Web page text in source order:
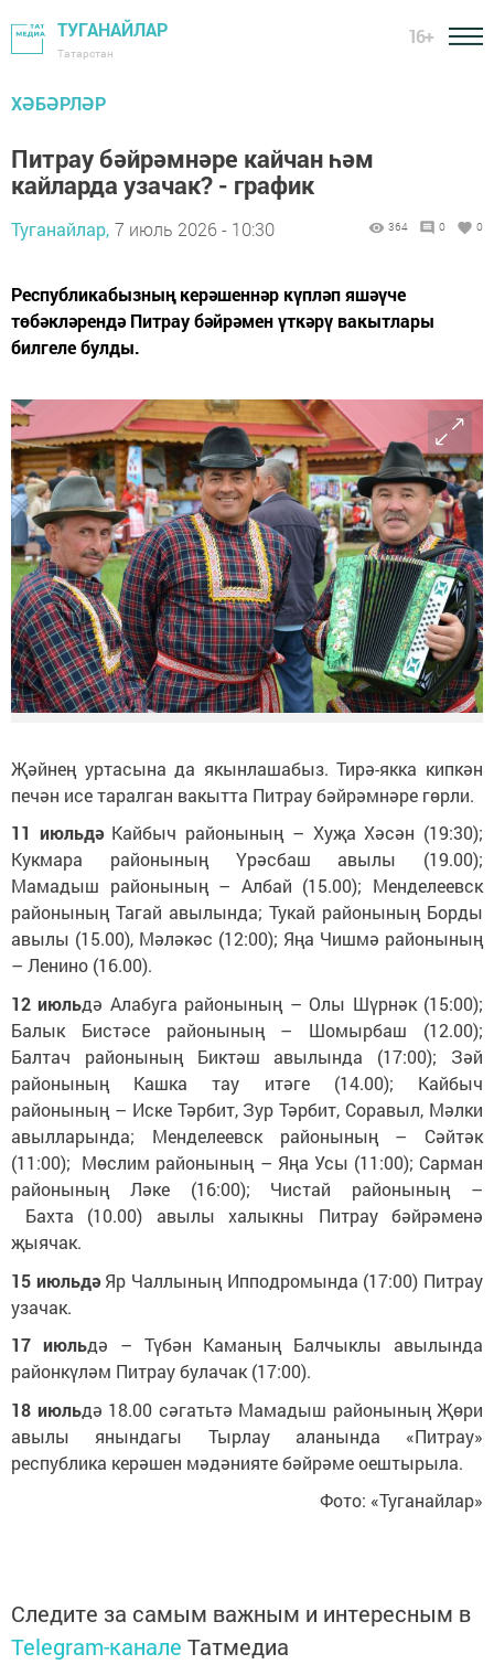
ТУГАНАЙЛАР
Татарстан
16+
ХӘБӘРЛӘР
Питрау бәйрәмнәре кайчан һәм
кайларда узачак? - график
Туганайлар, 7 июль 2026 - 10:30 364 0 0
Республикабызның керәшеннәр күпләп яшәүче
төбәкләрендә Питрау бәйрәмен үткәрү вакытлары
билгеле булды.
Җәйнең уртасына да якынлашабыз. Тирә-якка кипкән
печән исе таралган вакытта Питрау бәйрәмнәре гөрли.
11 июльдә Кайбыч районының – Хуҗа Хәсән (19:30);
Кукмара районының Үрәсбаш авылы (19.00);
Мамадыш районының – Албай (15.00); Менделеевск
районының Тагай авылында; Тукай районының Борды
авылы (15.00), Мәләкәс (12:00); Яңа Чишмә районының
– Ленино (16.00).
12 июльдә Алабуга районының – Олы Шүрнәк (15:00);
Балык Бистәсе районының – Шомырбаш (12.00);
Балтач районының Биктәш авылында (17:00); Зәй
районының Кашка тау итәге (14.00); Кайбыч
районының – Иске Тәрбит, Зур Тәрбит, Соравыл, Мәлки
авылларында; Менделеевск районының – Сәйтәк
(11:00); Мөслим районының – Яңа Усы (11:00); Сарман
районының Ләке (16:00); Чистай районының –
Бахта (10.00) авылы халыкны Питрау бәйрәменә
җыячак.
15 июльдәЯр Чаллының Ипподромында (17:00) Питрау
узачак.
17 июльдә – Түбән Каманың Балчыклы авылында
районкүләм Питрау булачак (17:00).
18 июльдә 18.00 сәгатьтә Мамадыш районының Җөри
авылы янындагы Тырлау аланында «Питрау»
республика керәшен мәдәнияте бәйрәме оештырыла.
Фото: «Туганайлар»
Следите за самым важным и интересным в
Telegram-канале Татмедиа